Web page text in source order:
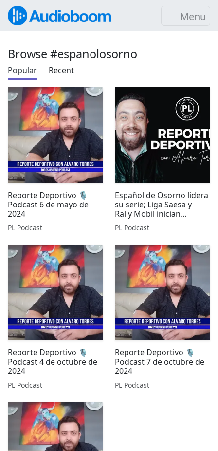
Menu
Browse #espanolosorno
Popular Recent
Reporte Deportivo 🎙️
Podcast 6 de mayo de
2024
PL Podcast
Español de Osorno lidera
su serie; Liga Saesa y
Rally Mobil inician
temporada en el sur
PL Podcast
Reporte Deportivo 🎙️
Podcast 4 de octubre de
2024
PL Podcast
Reporte Deportivo 🎙️
Podcast 7 de octubre de
2024
PL Podcast